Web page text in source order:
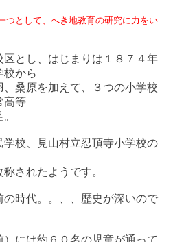
つとして、へき地教育の研究に力をい
とし、はじまりは１８７４年
校から
桑原を加えて、３つの小学校
高等
校、見山村立忍頂寺小学校の
されたようです。
時代。。、、歴史が深いので
）には約６０名の児童が通って